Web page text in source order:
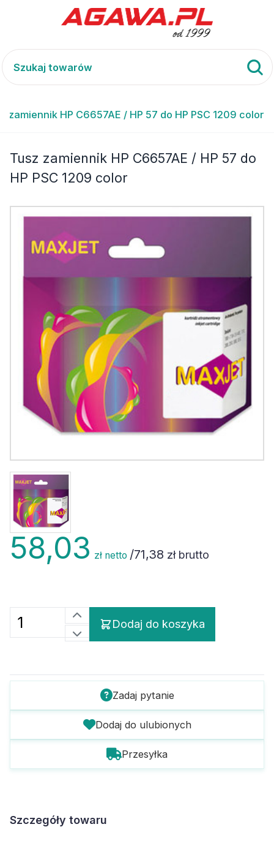
zamiennik HP C6657AE / HP 57 do HP PSC 1209 color
Tusz zamiennik HP C6657AE / HP 57 do
HP PSC 1209 color
58,03 zł netto /71,38 zł brutto
Dodaj do koszyka
Zadaj pytanie
Dodaj do ulubionych
Przesyłka
Szczegóły towaru